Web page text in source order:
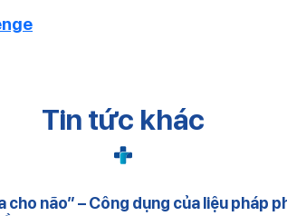
Tin tức khác
não” – Công dụng của liệu pháp